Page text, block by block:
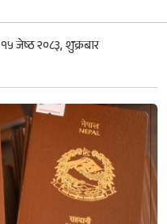
१५ जेष्ठ २०८३, शुक्रबार